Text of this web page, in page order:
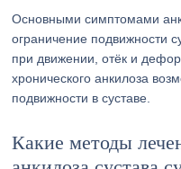
Основными симптомами
ограничение подвижности
при движении, отёк и
хронического анкилоза
подвижности в суставе.
Какие методы